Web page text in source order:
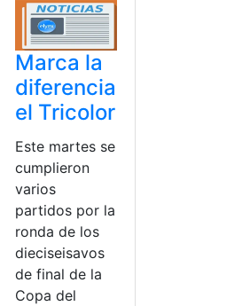
Marca la
diferencia
el Tricolor
Este martes se
cumplieron
varios
partidos por la
ronda de los
dieciseisavos
de final de la
Copa del